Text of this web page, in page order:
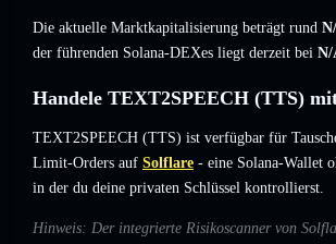
Die aktuelle Marktkapitalisierung beträgt rund
der führenden Solana-DEXes liegt derzeit bei N/
Handele TEXT2SPEECH (TTS)
TEXT2SPEECH (TTS) ist verfügbar für
Limit-Orders auf Solflare - eine Solana-Wallet
in der du deine privaten Schlüssel kontrollierst.
Hinweis: Der integrierte Risikoscanner von